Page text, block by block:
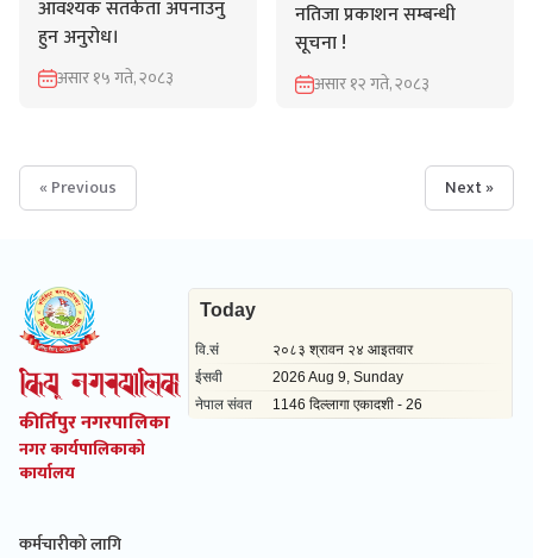
आवश्यक सतर्कता अपनाउनु
हुन अनुरोध।
असार १५ गते, २०८३
नतिजा प्रकाशन सम्बन्धी
सूचना !
असार १२ गते, २०८३
« Previous Next »
कीर्तिपुर नगरपालिका
नगर कार्यपालिकाको
कार्यालय
कर्मचारीको लागि